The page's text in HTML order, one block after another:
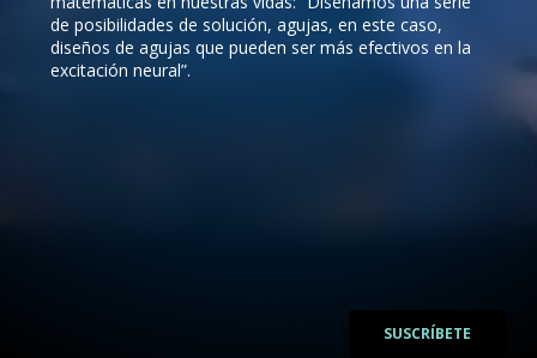
/
de posibilidades de solución, agujas, en este caso,
diseños de agujas que pueden ser más efectivos en la
excitación neural”.
SUSCRÍBETE
/